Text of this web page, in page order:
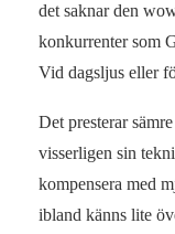
det saknar den
konkurrenter som
Vid dagsljus eller
Det presterar
visserligen sin
kompensera med
ibland känns lite